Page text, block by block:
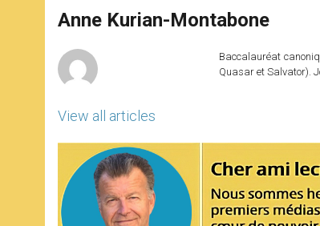
p
p
g
e
o
k
r
Anne Kurian-Montabone
View all articles
Baccalauréat
Quasar et Salvator).